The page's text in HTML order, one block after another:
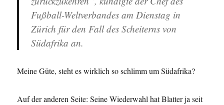
Fußball-Weltverbandes am Dienstag in
Zürich für den Fall des Scheiterns von
Südafrika an.
Meine Güte, steht es wirklich so schlimm um Südafrika?
Auf der anderen Seite: Seine Wiederwahl hat Blatter ja seit